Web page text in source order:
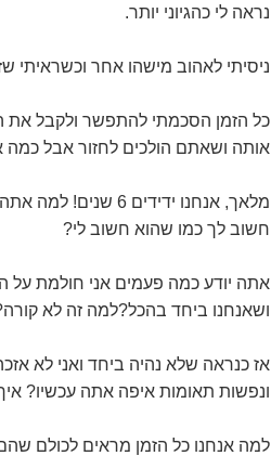
נראה לי כהגיוני יותר.
ניסיתי לאהוב מישהו אחר וכשראיתי
כל הזמן הסכמתי להתפשר ולקבל
אותה ושאתם הולכים לחזור אבל כמה
מלאך, אנחנו ידידים 6 שנים! למה אתה לא מבין שזה לא סתם?שזה קשה לי לחשוב שהקשר לא
חשוב לך כמו שהוא חשוב לי?
אתה יודע כמה פעמים אני חולמת על
ושאנחנו ביחד בהכל?למה זה לא
אז כנראה שלא נהיה ביחד ואני לא
ונפשות תאומות איפה אתה עכשיו?
למה אנחנו כל הזמן מראים לכולם